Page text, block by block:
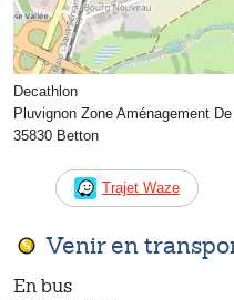
Decathlon
Pluvignon Zone Aménagement De
35830 Betton
Trajet Waze
Venir en
En bus